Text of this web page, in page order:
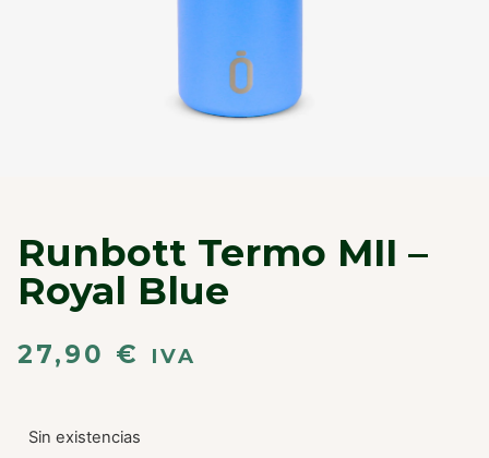
Runbott Termo MII –
Royal Blue
27,90 € IVA
Sin existencias